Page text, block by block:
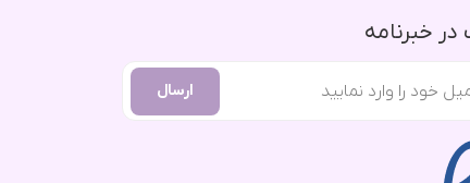
خبرنامه
ارسال